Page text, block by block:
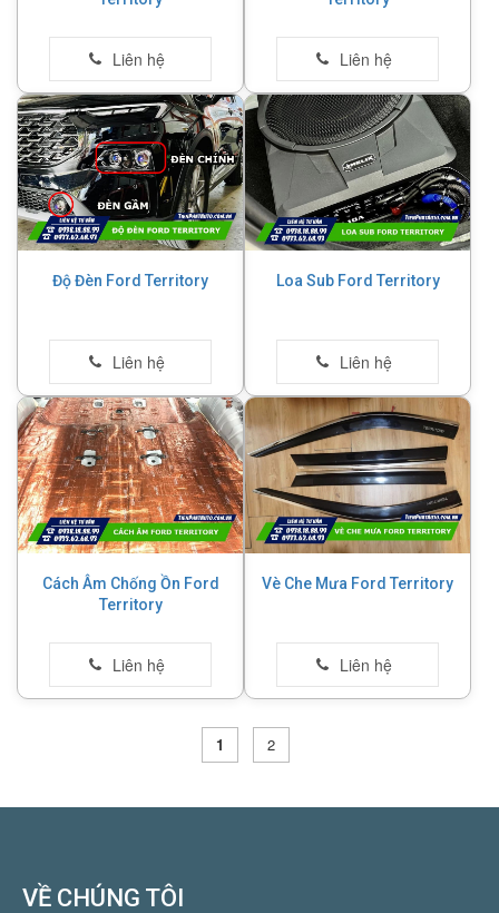
Độ Đèn Ford Territory Loa Sub Ford Territory
Cách Âm Chống Ồn Ford
Territory
Vè Che Mưa Ford Territory
1 2
VỀ CHÚNG TÔI